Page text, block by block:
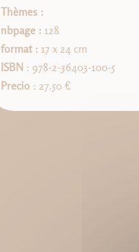
Thèmes :
nbpage : 128
format : 17 x 24 cm
ISBN : 978-2-36403-100-5
Precio: 27.50 €